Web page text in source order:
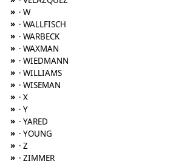
» · W
» · WALLFISCH
» · WARBECK
» · WAXMAN
» · WIEDMANN
» · WILLIAMS
» · WISEMAN
» · X
» · Y
» · YARED
» · YOUNG
» · Z
» · ZIMMER